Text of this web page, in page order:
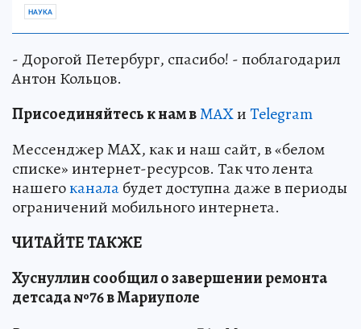
НАУКА
- Дорогой Петербург, спасибо! - поблагодарил
Антон Кольцов.
Присоединяйтесь к нам вMAXиTelegram
Мессенджер MAX, как и наш сайт, в «белом
списке» интернет-ресурсов. Так что лента
нашегоканалабудет доступна даже в периоды
ограничений мобильного интернета.
ЧИТАЙТЕ ТАКЖЕ
Хуснуллин сообщил о завершении ремонта
детсада №76 в Мариуполе